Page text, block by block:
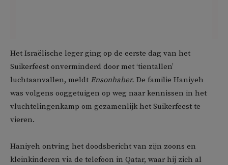
Het Israëlische leger ging op de eerste dag van het
Suikerfeest onverminderd door met ‘tientallen’
luchtaanvallen, meldt Ensonhaber. De familie Haniyeh
was volgens ooggetuigen op weg naar kennissen in het
vluchtelingenkamp om gezamenlijk het Suikerfeest te
vieren.
Haniyeh ontving het doodsbericht van zijn zoons en
kleinkinderen via de telefoon in Qatar, waar hij zich al